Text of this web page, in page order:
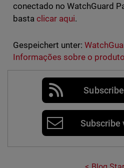
conectado no WatchGuard
basta clicar aqui.
Gespeichert unter:
Informações sobre o produto
Subscribe